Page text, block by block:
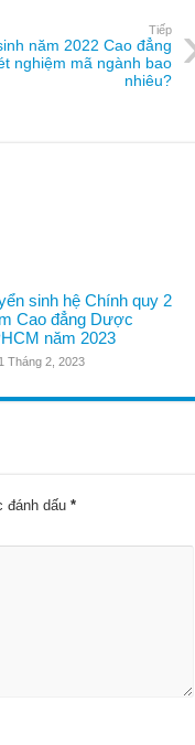
Tiếp
năm 2022 Cao đẳng
nghiệm mã ngành bao
nhiêu?
sinh hệ Chính quy 2
Cao đẳng Dược
năm 2023
Tháng 2, 2023
đánh dấu *